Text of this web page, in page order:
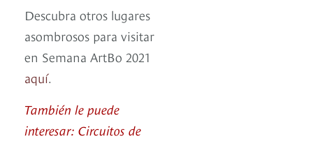
Descubra otros lugares
asombrosos para visitar
en Semana ArtBo 2021
aquí.
También le puede
interesar: Circuitos de